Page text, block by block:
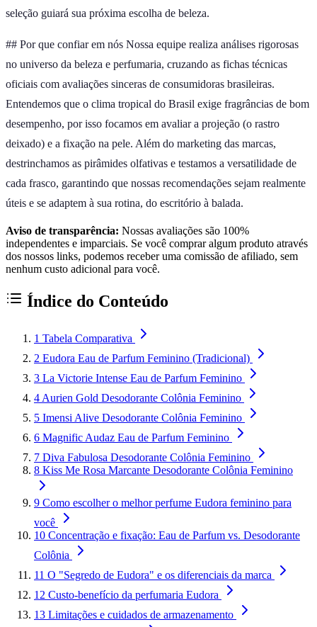
seleção guiará sua próxima escolha de beleza.
## Por que confiar em nós Nossa equipe realiza análises rigorosas
no universo da beleza e perfumaria, cruzando as fichas técnicas
oficiais com avaliações sinceras de consumidoras brasileiras.
Entendemos que o clima tropical do Brasil exige fragrâncias de bom
desempenho, por isso focamos em avaliar a projeção (o rastro
deixado) e a fixação na pele. Além do marketing das marcas,
destrinchamos as pirâmides olfativas e testamos a versatilidade de
cada frasco, garantindo que nossas recomendações sejam realmente
úteis e se adaptem à sua rotina, do escritório à balada.
Aviso de transparência: Nossas avaliações são 100%
independentes e imparciais. Se você comprar algum produto através
dos nossos links, podemos receber uma comissão de afiliado, sem
nenhum custo adicional para você.
Índice do Conteúdo
1 Tabela Comparativa
2 Eudora Eau de Parfum Feminino (Tradicional)
3 La Victorie Intense Eau de Parfum Feminino
4 Aurien Gold Desodorante Colônia Feminino
5 Imensi Alive Desodorante Colônia Feminino
6 Magnific Audaz Eau de Parfum Feminino
7 Diva Fabulosa Desodorante Colônia Feminino
8 Kiss Me Rosa Marcante Desodorante Colônia Feminino
9 Como escolher o melhor perfume Eudora feminino para
você
10 Concentração e fixação: Eau de Parfum vs. Desodorante
Colônia
11 O "Segredo de Eudora" e os diferenciais da marca
12 Custo-benefício da perfumaria Eudora
13 Limitações e cuidados de armazenamento